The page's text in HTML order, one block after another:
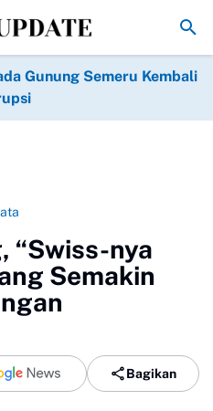
Pro Max Dikabarkan Punya
Gunung Semeru Kembali
“Swiss-nya
Semakin
Bagikan